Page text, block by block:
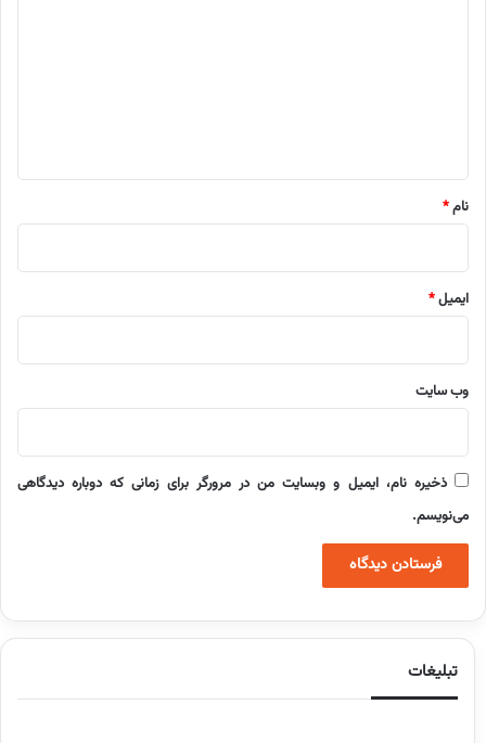
نام*
ایمیل*
وب‌ سایت
ذخیره نام، ایمیل و وبسایت من در مرورگر برای زمانی که دوباره دیدگاهی
می‌نویسم.
تبلیغات